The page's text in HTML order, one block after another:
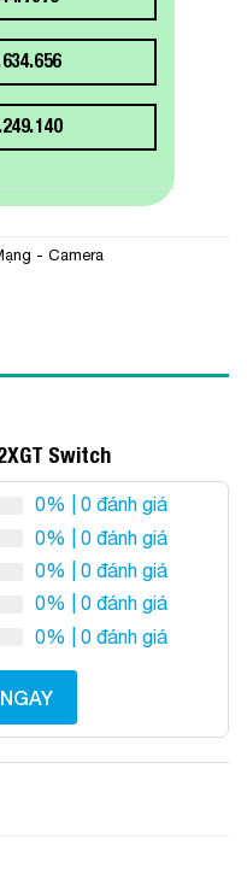
- Camera
Switch
0% | 0 đánh giá
0% | 0 đánh giá
0% | 0 đánh giá
0% | 0 đánh giá
0% | 0 đánh giá